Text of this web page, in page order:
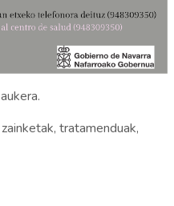
tratamenduak,